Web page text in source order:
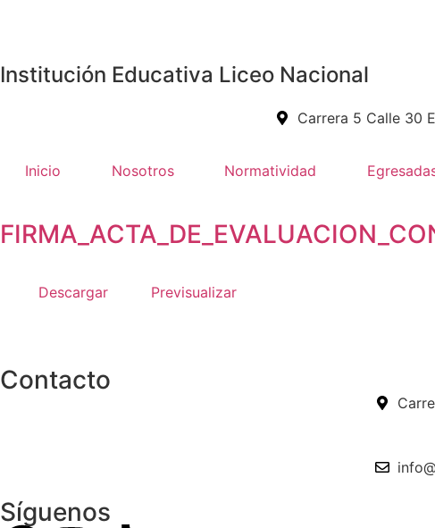
Institución Educativa Liceo Nacional
Carrera 5 Calle 30
Inicio Nosotros Normatividad
Descargar Previsualizar
Contacto
Síguenos